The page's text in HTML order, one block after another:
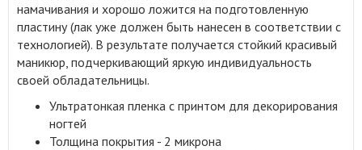
намачивания и хорошо ложится на подготовленную
пластину (лак уже должен быть нанесен в соответствии с
технологией). В результате получается стойкий красивый
маникюр, подчеркивающий яркую индивидуальность
своей обладательницы.
Ультратонкая пленка с принтом для декорирования
ногтей
Толщина покрытия - 2 микрона